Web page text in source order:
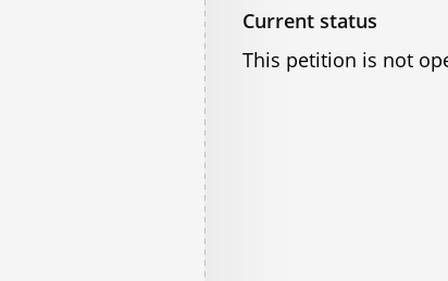
Current status
This petition is not